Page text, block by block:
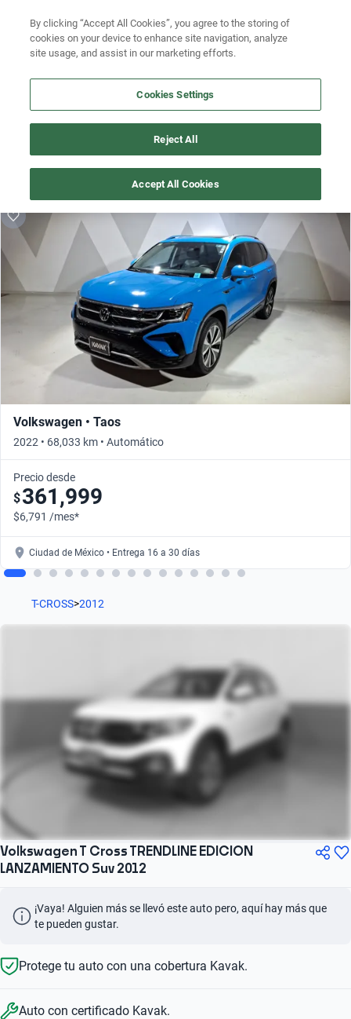
Ubicación
Busca por versión
disponibles de volkswagen!
Volkswagen • Taos
2022 • 68,033 km • Automático
Precio desde
$361,999
$6,791 /mes*
Ciudad de México • Entrega 16 a 30 días
T-CROSS>2012
Volkswagen T Cross TRENDLINE EDICION
LANZAMIENTO Suv 2012
¡Vaya! Alguien más se llevó este auto pero, aquí hay más que
te pueden gustar.
Protege tu auto con una cobertura Kavak.
Auto con certificado Kavak.
By clicking “Accept All Cookies”, you agree to the storing of
cookies on your device to enhance site navigation, analyze
site usage, and assist in our marketing efforts.
Cookies Settings
Reject All
Accept All Cookies